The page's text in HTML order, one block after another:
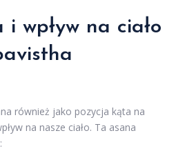
wpływ na ciało
również jako pozycja kąta na
na nasze ciało. Ta asana